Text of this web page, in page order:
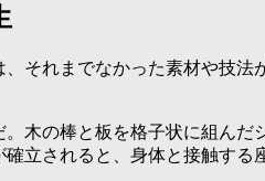
それまでなかった素材や技
木の棒と板を格子状に組ん
立されると、身体と接触する